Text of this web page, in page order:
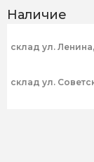
Наличие
склад ул. Ленина,
склад ул.